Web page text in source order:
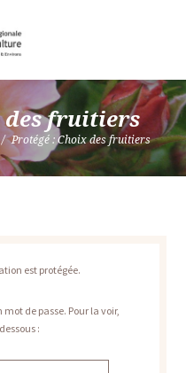
des fruitiers
Protégé : Choix des fruitiers
est protégée.
de passe. Pour la voir,
: